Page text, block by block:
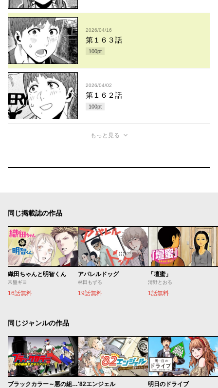
2026/04/16
第１６３話
100pt
2026/04/02
第１６２話
100pt
もっと見る
同じ掲載誌の作品
織田ちゃんと明智くん
常盤ギヨ
16話無料
アパレルドッグ
林田もずる
19話無料
「壇蜜」
清野とおる
1話無料
同じジャンルの作品
ブラックカラー～悪の組織をマネジメント～'82エンジェル 明日のドライブ